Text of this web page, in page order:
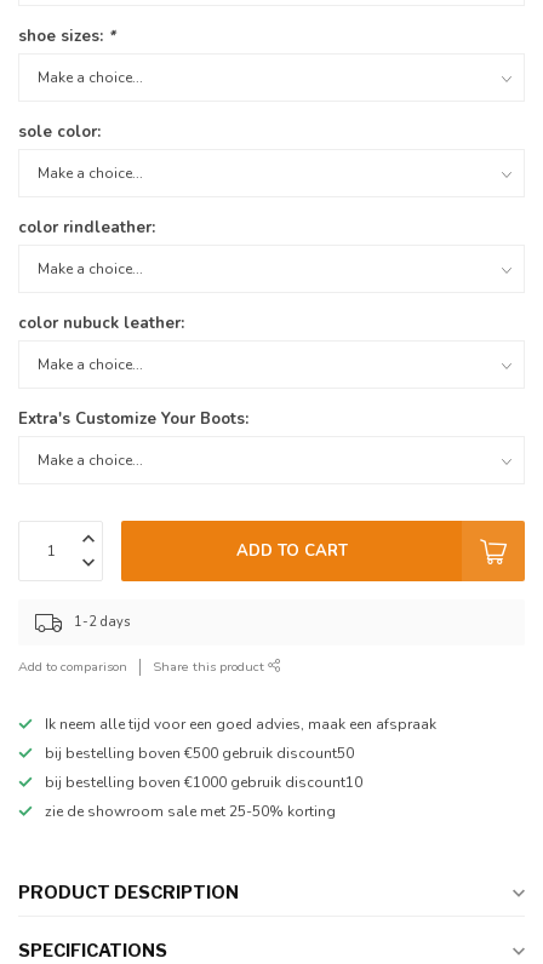
shoe sizes: *
sole color:
color rindleather:
color nubuck leather:
Extra's Customize Your Boots:
ADD TO CART
1-2 days
Add to comparison Share this product
Ik neem alle tijd voor een goed advies, maak een afspraak
bij bestelling boven €500 gebruik discount50
bij bestelling boven €1000 gebruik discount10
zie de showroom sale met 25-50% korting
PRODUCT DESCRIPTION
SPECIFICATIONS